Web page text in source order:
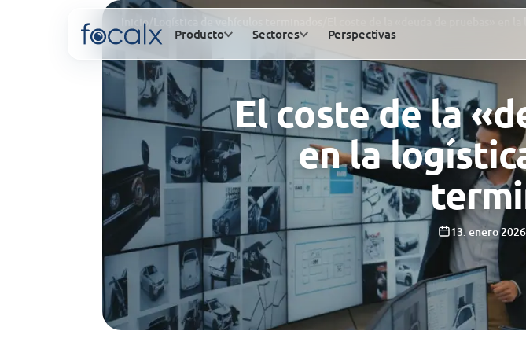
Producto Sectores Perspectivas
Inicio
El coste de la
en la
13. enero 2026